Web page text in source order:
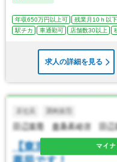
年収650万円以上可 残業月10ｈ以下
駅チカ
車通勤可 店舗数30以上
求人の詳細を見る